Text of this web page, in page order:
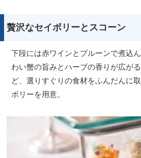
贅沢なセイボリーとスコーン
下段には赤ワインとプルーンで煮込
わい蟹の旨みとハーブの香りが広が
ど、選りすぐりの食材をふんだんに
ボリーを用意。